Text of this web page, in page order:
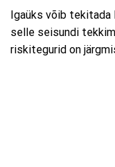
Igaüks võib tekitada
selle seisundi
riskitegurid on